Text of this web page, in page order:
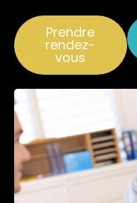
Prendre
rendez-
vous